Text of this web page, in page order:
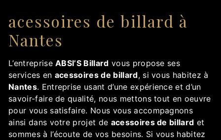
acessoires de billard à
Nantes
L’entrepriseABSI’S Billard vous propose ses
services en acessoires de billard, si vous habitez à
Nantes. Entreprise usant d’une expérience et d’un
savoir-faire de qualité, nous mettons tout en oeuvre
pour vous satisfaire. Nous vous accompagnons
ainsi dans votre projet de acessoires de billard et
sommes à l’écoute de vos besoins. Si vous habitez